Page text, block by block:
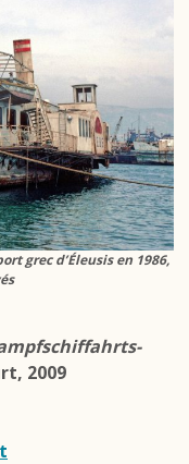
grec d’Éleusis en 1986,
2009